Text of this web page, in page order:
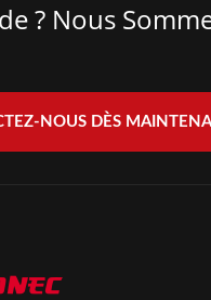
? Nous
NOUS DÈS